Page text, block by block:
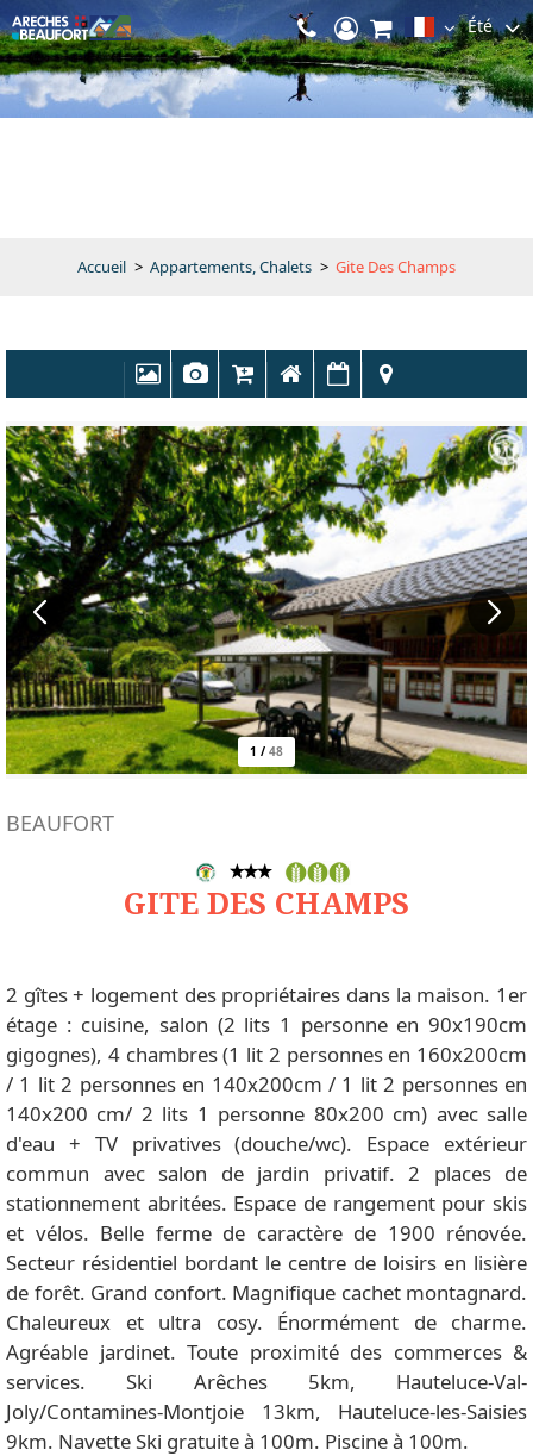
Été
Accueil > Appartements, Chalets > Gite Des Champs
1 / 48
GITE DES CHAMPS
BEAUFORT
2 gîtes + logement des propriétaires dans la maison. 1er
étage : cuisine, salon (2 lits 1 personne en 90x190cm
gigognes), 4 chambres (1 lit 2 personnes en 160x200cm
/ 1 lit 2 personnes en 140x200cm / 1 lit 2 personnes en
140x200 cm/ 2 lits 1 personne 80x200 cm) avec salle
d'eau + TV privatives (douche/wc). Espace extérieur
commun avec salon de jardin privatif. 2 places de
stationnement abritées. Espace de rangement pour skis
et vélos. Belle ferme de caractère de 1900 rénovée.
Secteur résidentiel bordant le centre de loisirs en lisière
de forêt. Grand confort. Magnifique cachet montagnard.
Chaleureux et ultra cosy. Énormément de charme.
Agréable jardinet. Toute proximité des commerces &
services. Ski Arêches 5km, Hauteluce-Val-
Joly/Contamines-Montjoie 13km, Hauteluce-les-Saisies
9km. Navette Ski gratuite à 100m. Piscine à 100m.